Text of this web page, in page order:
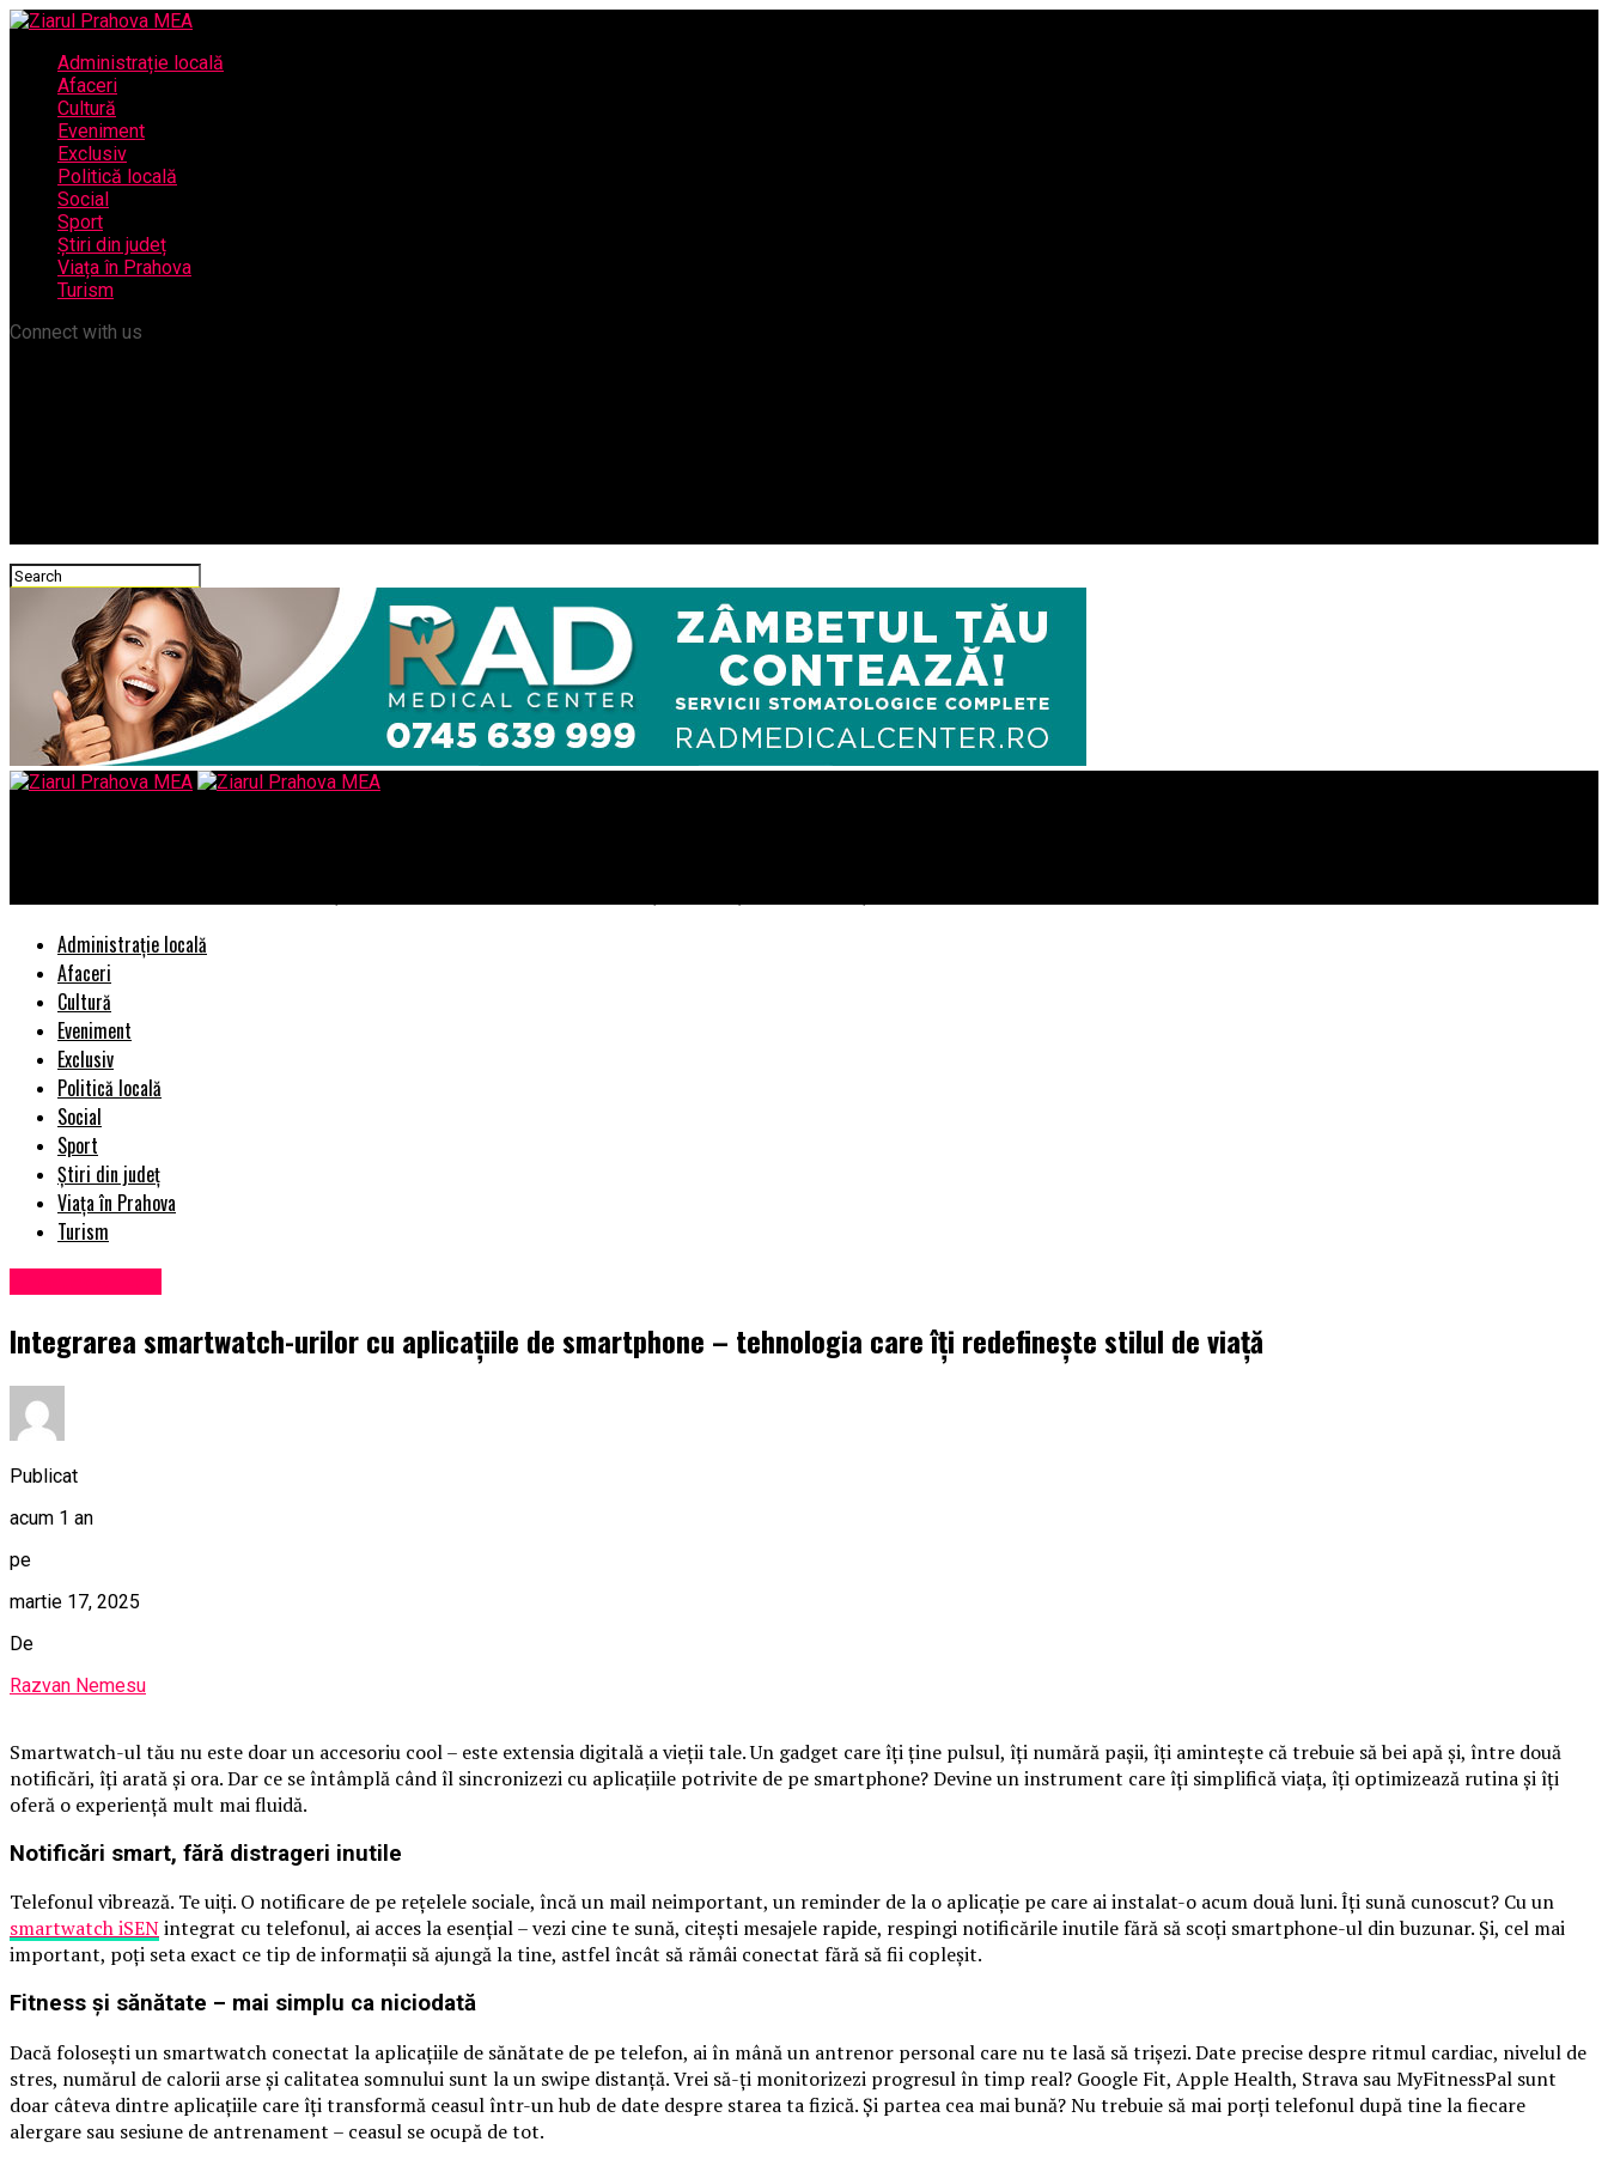
Administrație locală
Afaceri
Cultură
Eveniment
Exclusiv
Politică locală
Social
Sport
Știri din județ
Viața în Prahova
Turism
Connect with us
Administrație locală
Afaceri
Cultură
Eveniment
Exclusiv
Politică locală
Social
Sport
Știri din județ
Viața în Prahova
Turism
Integrarea smartwatch-urilor cu aplicațiile de smartphone – tehnologia care îți redefinește stilul de viață
Publicat
acum 1 an
pe
martie 17, 2025
De
Razvan Nemesu
Smartwatch-ul tău nu este doar un accesoriu cool – este extensia digitală a vieții tale. Un gadget care îți ține pulsul, îți numără pașii, îți amintește că trebuie să bei apă și, între două
notificări, îți arată și ora. Dar ce se întâmplă când îl sincronizezi cu aplicațiile potrivite de pe smartphone? Devine un instrument care îți simplifică viața, îți optimizează rutina și îți
oferă o experiență mult mai fluidă.
Notificări smart, fără distrageri inutile
Telefonul vibrează. Te uiți. O notificare de pe rețelele sociale, încă un mail neimportant, un reminder de la o aplicație pe care ai instalat-o acum două luni. Îți sună cunoscut? Cu un
smartwatch iSENintegrat cu telefonul, ai acces la esențial – vezi cine te sună, citești mesajele rapide, respingi notificările inutile fără să scoți smartphone-ul din buzunar. Și, cel mai
important, poți seta exact ce tip de informații să ajungă la tine, astfel încât să rămâi conectat fără să fii copleșit.
Fitness și sănătate – mai simplu ca niciodată
Dacă folosești un smartwatch conectat la aplicațiile de sănătate de pe telefon, ai în mână un antrenor personal care nu te lasă să trișezi. Date precise despre ritmul cardiac, nivelul de
stres, numărul de calorii arse și calitatea somnului sunt la un swipe distanță. Vrei să-ți monitorizezi progresul în timp real? Google Fit, Apple Health, Strava sau MyFitnessPal sunt
doar câteva dintre aplicațiile care îți transformă ceasul într-un hub de date despre starea ta fizică. Și partea cea mai bună? Nu trebuie să mai porți telefonul după tine la fiecare
alergare sau sesiune de antrenament – ceasul se ocupă de tot.